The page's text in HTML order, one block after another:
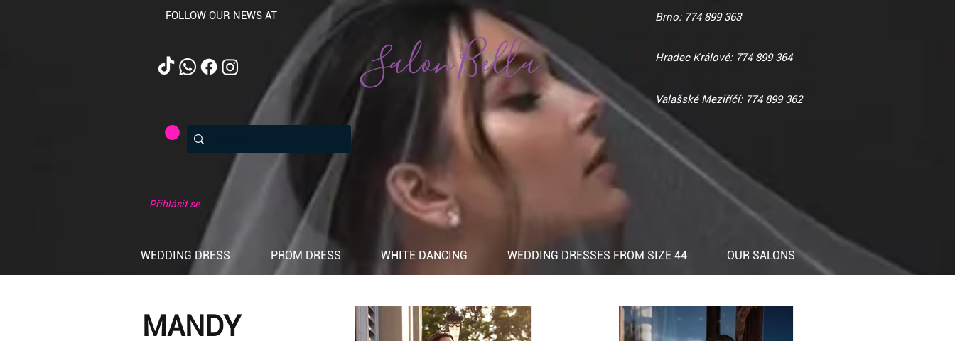
FOLLOW OUR NEWS AT
Salon Bella
Brno: 774 899 363
Hradec Králové: 774 899 364
Valašské Meziříčí: 774 899 362
Přihlásit se
WEDDING DRESS PROM DRESS WHITE DANCING WEDDING DRESSES FROM SIZE 44 OUR SALONS
MANDY